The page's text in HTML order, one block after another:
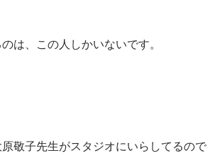
は、この人しかいないです。
敬子先生がスタジオにいらしてるので